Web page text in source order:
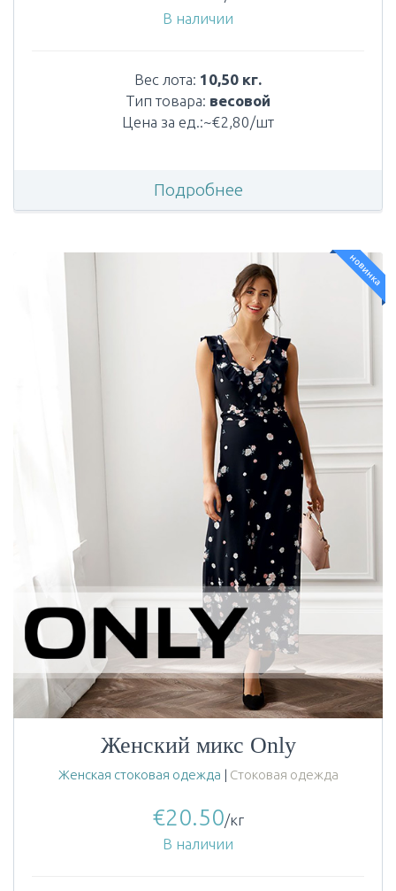
В наличии
Вес лота: 10,50 кг.
Тип товара: весовой
Цена за ед.:~€2,80/шт
Подробнее
новинка
Женский микс Only
Женская стоковая одежда | Стоковая одежда
€20.50/кг
В наличии